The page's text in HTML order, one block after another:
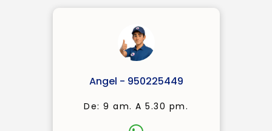
Angel - 950225449
De: 9 am. A 5.30 pm.